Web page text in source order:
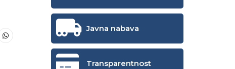
Javna nabava
Transparentnost